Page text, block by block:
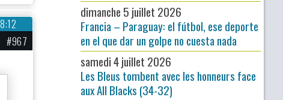
#967
dimanche 5 juillet 2026
Francia – Paraguay: el fútbol, ese deporte
en el que dar un golpe no cuesta nada
samedi 4 juillet 2026
Les Bleus tombent avec les honneurs face
aux All Blacks (34-32)